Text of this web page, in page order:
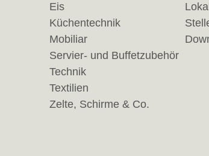
Eis
Küchentechnik
Mobiliar
Servier- und Buffetzubehör
Technik
Textilien
Zelte, Schirme & Co.